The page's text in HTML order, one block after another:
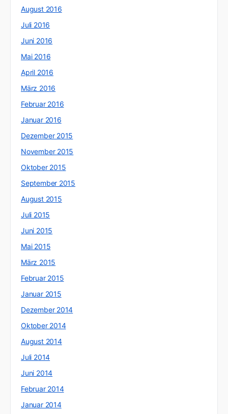
August 2016
Juli 2016
Juni 2016
Mai 2016
April 2016
März 2016
Februar 2016
Januar 2016
Dezember 2015
November 2015
Oktober 2015
September 2015
August 2015
Juli 2015
Juni 2015
Mai 2015
März 2015
Februar 2015
Januar 2015
Dezember 2014
Oktober 2014
August 2014
Juli 2014
Juni 2014
Februar 2014
Januar 2014